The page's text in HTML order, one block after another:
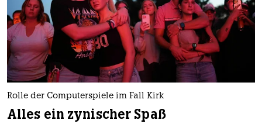
Rolle der Computerspiele im Fall Kirk
Alles ein zynischer Spaß